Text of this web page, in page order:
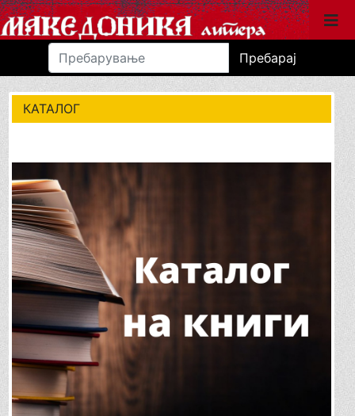
Пребарај
КАТАЛОГ